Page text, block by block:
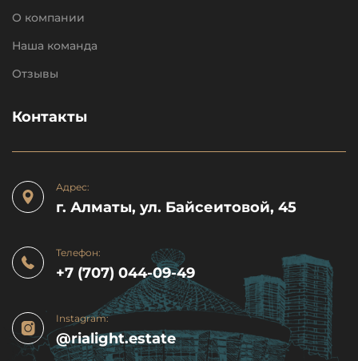
О компании
Наша команда
Отзывы
Контакты
Адрес:
г. Алматы, ул. Байсеитовой, 45
Телефон:
+7 (707) 044-09-49
Instagram:
@rialight.estate